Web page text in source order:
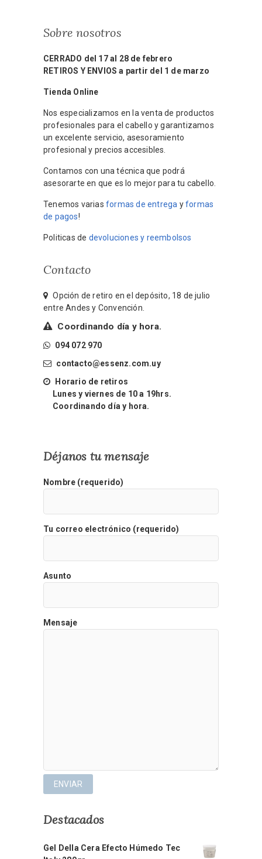
Sobre nosotros
CERRADO del 17 al 28 de febrero
RETIROS Y ENVIOS a partir del 1 de marzo
Tienda Online
Nos especializamos en la venta de productos
profesionales para el cabello y garantizamos
un excelente servicio, asesoramiento
profesional y precios accesibles.
Contamos con una técnica que podrá
asesorarte en que es lo mejor para tu cabello.
Tenemos varias formas de entrega yformas
de pagos!
Politicas de devoluciones y reembolsos
Contacto
Opción de retiro en el depósito, 18 de julio
entre Andes y Convención.
Coordinando día y hora.
094 072 970
contacto@essenz.com.uy
Horario de retiros
Lunes y viernes de 10 a 19hrs.
Coordinando día y hora.
Déjanos tu mensaje
Nombre (requerido)
Tu correo electrónico (requerido)
Asunto
Mensaje
Destacados
Gel Della Cera Efecto Húmedo Tec